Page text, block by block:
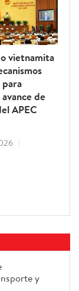
vietnamita
para
de
APEC
y